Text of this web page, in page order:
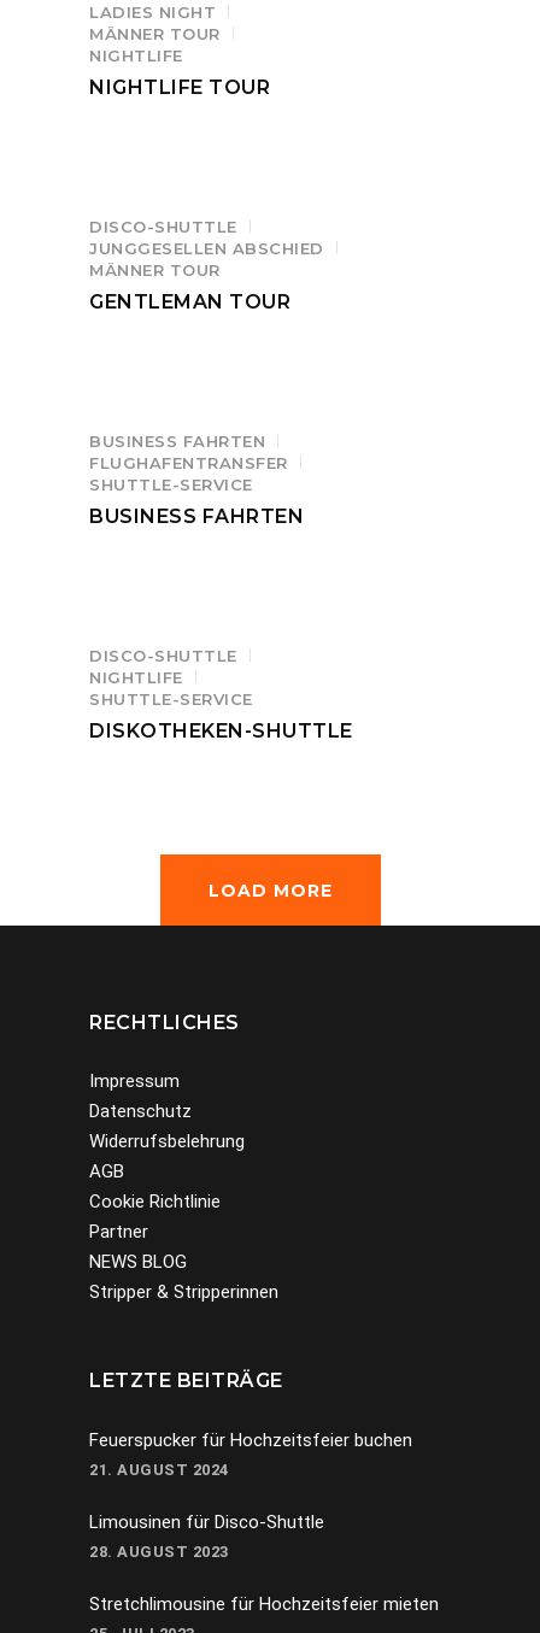
LADIES NIGHT
MÄNNER TOUR
NIGHTLIFE
NIGHTLIFE TOUR
DISCO-SHUTTLE
JUNGGESELLEN ABSCHIED
MÄNNER TOUR
GENTLEMAN TOUR
BUSINESS FAHRTEN
FLUGHAFENTRANSFER
SHUTTLE-SERVICE
BUSINESS FAHRTEN
DISCO-SHUTTLE
NIGHTLIFE
SHUTTLE-SERVICE
DISKOTHEKEN-SHUTTLE
LOAD MORE
RECHTLICHES
Impressum
Datenschutz
Widerrufsbelehrung
AGB
Cookie Richtlinie
Partner
NEWS BLOG
Stripper & Stripperinnen
LETZTE BEITRÄGE
Feuerspucker für Hochzeitsfeier buchen
21. AUGUST 2024
Limousinen für Disco-Shuttle
28. AUGUST 2023
Stretchlimousine für Hochzeitsfeier mieten